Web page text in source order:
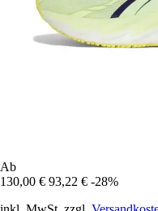
Ab
130,00 € 93,22 € -28%